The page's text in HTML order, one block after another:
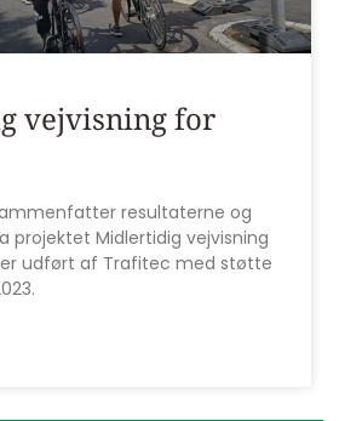
vejvisning for
resultaterne og
projektet Midlertidig vejvisning
udført af Trafitec med støtte